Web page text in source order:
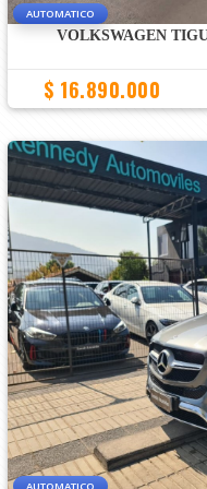
AUTOMATICO
VOLKSWAGEN
$ 16.890.000
AUTOMATICO